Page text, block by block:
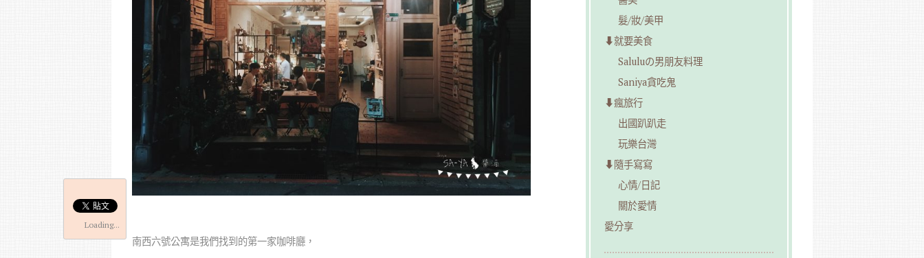
Loading...
南西六號公寓是我們找到的第一家咖啡廳，
髮/妝/美甲
⬇︎就要美食
Saluluの男朋友料理
Saniya貪吃鬼
⬇︎瘋旅行
出國趴趴走
玩樂台灣
⬇︎隨手寫寫
心情/日記
關於愛情
愛分享